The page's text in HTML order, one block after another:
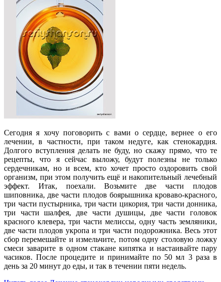
Сегодня я хочу поговорить с вами о сердце, вернее о его
лечении, в частности, при таком недуге, как стенокардия.
Долгого вступления делать не буду, но скажу прямо, что те
рецепты, что я сейчас выложу, будут полезны не только
сердечникам, но и всем, кто хочет просто оздоровить свой
организм, при этом получить ещё и накопительный лечебный
эффект. Итак, поехали. Возьмите две части плодов
шиповника, две части плодов боярышника кроваво-красного,
три части пустырника, три части цикория, три части донника,
три части шалфея, две части душицы, две части головок
красного клевера, три части мелиссы, одну часть земляники,
две части плодов укропа и три части подорожника. Весь этот
сбор перемешайте и измельчите, потом одну столовую ложку
смеси заварите в одном стакане кипятка и настаивайте пару
часиков. После процедите и принимайте по 50 мл 3 раза в
день за 20 минут до еды, и так в течении пяти недель.